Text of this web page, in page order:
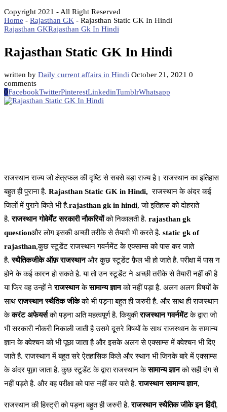
Copyright 2021 - All Right Reserved
Home - Rajasthan GK - Rajasthan Static GK In Hindi
Rajasthan GKRajasthan Gk In Hindi
Rajasthan Static GK In Hindi
written by Daily current affairs in Hindi October 21, 2021 0
comments
0FacebookTwitterPinterestLinkedinTumblrWhatsapp
राजस्थान राज्य जो क्षेत्रफल की दृष्टि से सबसे बड़ा राज्य है। राजस्थान का इतिहास
बहुत ही पुराना है. Rajasthan Static GK in Hindi, राजस्थान के अंदर कई
जिलों में पुराने किले भी है.rajasthan gk in hindi, जो इतिहास को दोहराते
है.राजस्थान गोवेर्मेंट सरकारी नौकरियोंको निकालती है. rajasthan gk
questionऔर लोग इसकी अच्छी तरीके से तैयारी भी करते है. static gk of
rajasthan,कुछ स्टूडेंट राजस्थान गवर्नमेंट के एक्साम्स को पास कर जाते
है.स्थैतिकजीके ऑफ़ राजस्थानऔर कुछ स्टूडेंट फ़ैल भी हो जाते है. परीक्षा में पास न
होने के कई कारन हो सकते है. या तो उन स्टूडेंट ने अच्छी तरीके से तैयारी नहीं की है
या फिर वह उन्हों नेराजस्थानकेसामान्य ज्ञानको नहीं पड़ा है. अलग अलग विषयों के
साथराजस्थान स्थैतिक जीकेको भी पड़ना बहुत ही जरुरी है. और साथ ही राजस्थान
केकरंट अफेयर्सको पड़ना अति महत्वपूर्ण है. कियुकीराजस्थान गवर्नमेंटके द्वारा जो
भी सरकारी नौकरी निकाली जाती है उसमे दूसरे विषयों के साथ राजस्थान के सामान्य
ज्ञान के क्वेश्चन को भी पूछा जाता है और इसके अलग से एक्साम्स में क्वेश्चन भी दिए
जाते है. राजस्थान में बहुत सरे ऐतहासिक किले और स्थान भी जिनके बारे में एक्साम्स
के अंदर पूछा जाता है. कुछ स्टूडेंट के द्वारा राजस्थान केसामान्य ज्ञानको सही दंग से
नहीं पड़ते है. और वह परीक्षा को पास नहीं कर पाते है.राजस्थान सामान्य ज्ञान,
राजस्थान की हिस्ट्री को पड़ना बहुत ही जरुरी है.राजस्थान स्थैतिक जीके इन हिंदी,